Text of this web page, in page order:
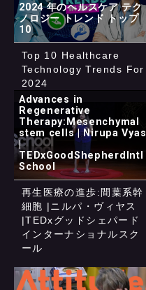
2024 年のヘルスケア テク
ノロジー トレンド トップ
10
Top 10 Healthcare
Technology Trends For
2024
Advances in
Regenerative
Therapy:Mesenchymal
stem cells | Nirupa Vyas
|
TEDxGoodShepherdIntl
School
再生医療の進歩:間葉系幹
細胞 |ニルパ・ヴィヤス
|TEDxグッドシェパード
インターナショナルスク
ール